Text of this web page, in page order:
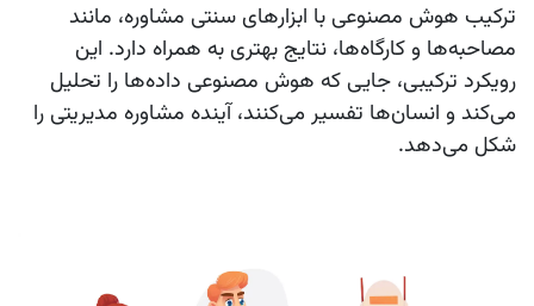
ترکیب هوش مصنوعی با ابزارهای سنتی مشاوره، مانند
مصاحبه‌ها و کارگاه‌ها، نتایج بهتری به همراه دارد. این
رویکرد ترکیبی، جایی که هوش مصنوعی داده‌ها را تحلیل
می‌کند و انسان‌ها تفسیر می‌کنند، آینده مشاوره مدیریتی را
شکل می‌دهد.